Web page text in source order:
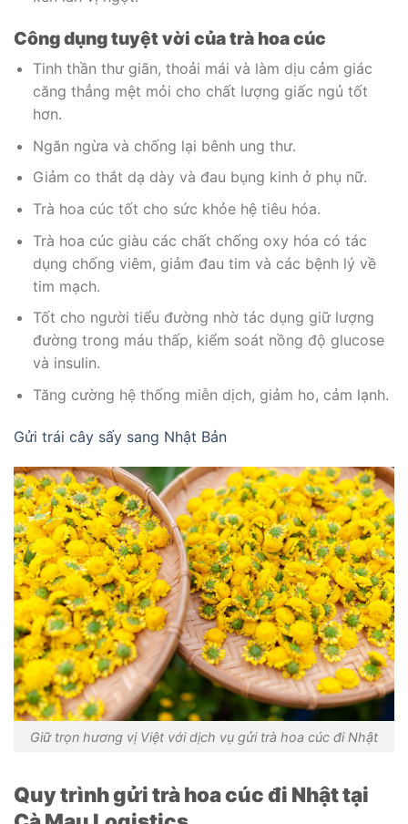
Công dụng tuyệt vời của trà hoa cúc
Tinh thần thư giãn, thoải mái và làm dịu cảm giác
căng thẳng mệt mỏi cho chất lượng giấc ngủ tốt
hơn.
Ngăn ngừa và chống lại bênh ung thư.
Giảm co thắt dạ dày và đau bụng kinh ở phụ nữ.
Trà hoa cúc tốt cho sức khỏe hệ tiêu hóa.
Trà hoa cúc giàu các chất chống oxy hóa có tác
dụng chống viêm, giảm đau tim và các bệnh lý về
tim mạch.
Tốt cho người tiểu đường nhờ tác dụng giữ lượng
đường trong máu thấp, kiểm soát nồng độ glucose
và insulin.
Tăng cường hệ thống miễn dịch, giảm ho, cảm lạnh.
Gửi trái cây sấy sang Nhật Bản
Giữ trọn hương vị Việt với dịch vụ gửi trà hoa cúc đi Nhật
Quy trình gửi trà hoa cúc đi Nhật tại